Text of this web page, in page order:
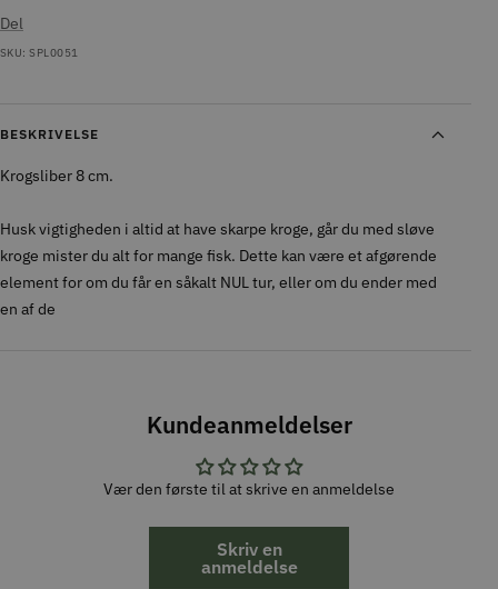
Del
SKU:SPL0051
BESKRIVELSE
Krogsliber 8 cm.
Husk vigtigheden i altid at have skarpe kroge, går du med sløve
kroge mister du alt for mange fisk. Dette kan være et afgørende
element for om du får en såkalt NUL tur, eller om du ender med
en af de
Kundeanmeldelser
Vær den første til at skrive en anmeldelse
Skriv en
anmeldelse